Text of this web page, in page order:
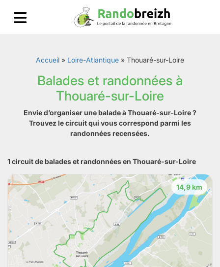
Accueil » Loire-Atlantique » Thouaré-sur-Loire
Balades et randonnées à
Thouaré-sur-Loire
Envie d’organiser une balade à Thouaré-sur-Loire ?
Trouvez le circuit qui vous correspond parmi les
randonnées recensées.
1 circuit de balades et randonnées en Thouaré-sur-Loire
14,9 km